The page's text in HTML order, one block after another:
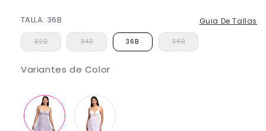
TALLA: 36B Guia De Tallas
32B 34B 36B 38B
Variantes de Color